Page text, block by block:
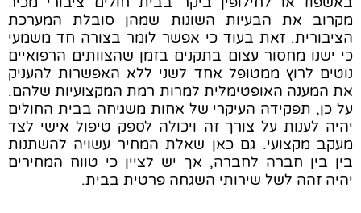
מקרוב את הבעיות השונות שמהן סובלת המערכת
הציבורית. זאת בעוד כי אפשר לומר בצורה חד משמעי
כי ישנו מחסור עצום בתקנים בזמן שהצוותים הרפואיים
נוטים לרוץ ממטופל אחד לשני ללא האפשרות להעניק
את המענה האופטימלית למרות רמת המקצועיות שלהם.
על כן, תפקידה העיקרי של אחות משגיחה בבית החולים
יהיה לענות על צורך זה ויכולה לספק טיפול אישי לצד
מעקב מקצועי. גם כאן שאלת המחיר עשויה להשתנות
בין בין חברה לחברה, אך יש לציין כי טווח המחירים
יהיה זהה לשל שירותי השגחה פרטית בבית.